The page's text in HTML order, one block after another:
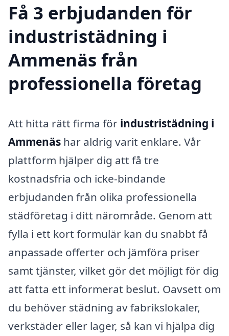
Få 3 erbjudanden för
industristädning i
Ammenäs från
professionella företag
Att hitta rätt firma för industristädning i
Ammenäs har aldrig varit enklare. Vår
plattform hjälper dig att få tre
kostnadsfria och icke-bindande
erbjudanden från olika professionella
städföretag i ditt närområde. Genom att
fylla i ett kort formulär kan du snabbt få
anpassade offerter och jämföra priser
samt tjänster, vilket gör det möjligt för dig
att fatta ett informerat beslut. Oavsett om
du behöver städning av fabrikslokaler,
verkstäder eller lager, så kan vi hjälpa dig